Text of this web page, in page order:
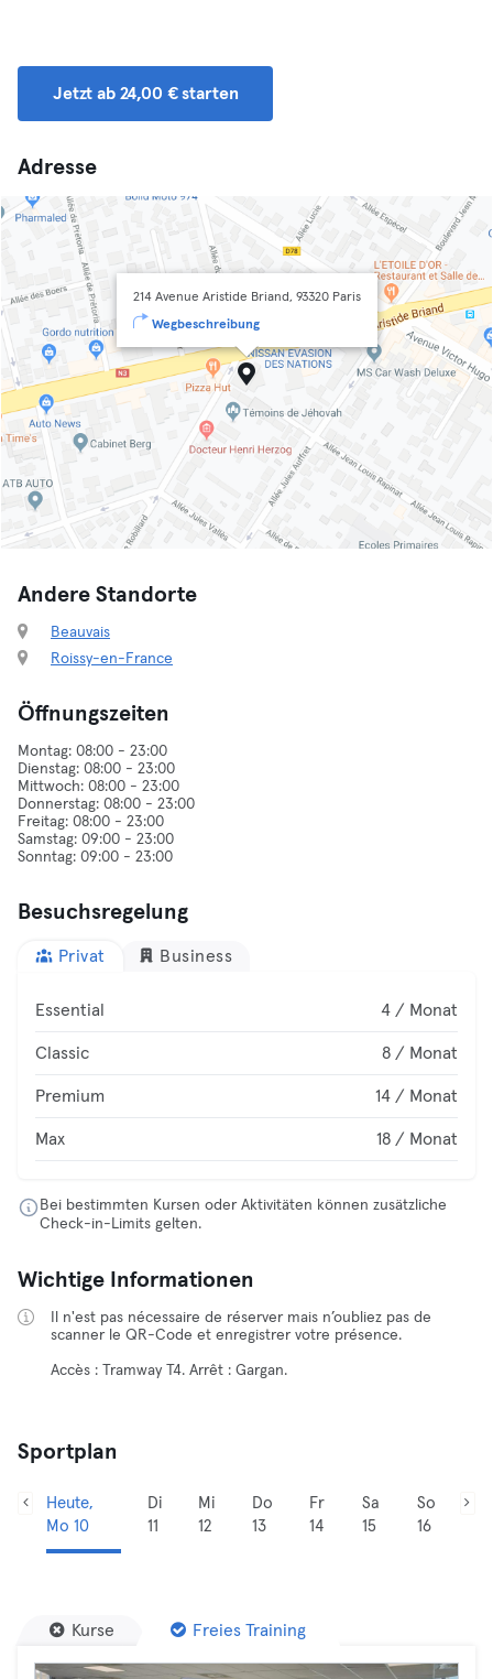
Jetzt ab 24,00 € starten
Adresse
214 Avenue Aristide Briand, 93320 Paris
Wegbeschreibung
Andere Standorte
Beauvais
Roissy-en-France
Öffnungszeiten
Montag: 08:00 - 23:00
Dienstag: 08:00 - 23:00
Mittwoch: 08:00 - 23:00
Donnerstag: 08:00 - 23:00
Freitag: 08:00 - 23:00
Samstag: 09:00 - 23:00
Besuchsregelung
Privat Business
Essential 4 / Monat
Classic 8 / Monat
Premium 14 / Monat
Max 18 / Monat
Bei bestimmten Kursen oder Aktivitäten können zusätzliche
Check-in-Limits gelten.
Wichtige Informationen
Il n'est pas nécessaire de réserver mais n’oubliez pas de
scanner le QR-Code et enregistrer votre présence.
Accès : Tramway T4. Arrêt : Gargan.
Sportplan
Heute,
Mo 10
Di
11
Mi
12
Do
13
Fr
14
Sa
15
So
16
Kurse Freies Training